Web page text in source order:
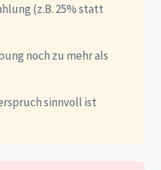
(z.B. 25% statt
noch zu mehr als
sinnvoll ist